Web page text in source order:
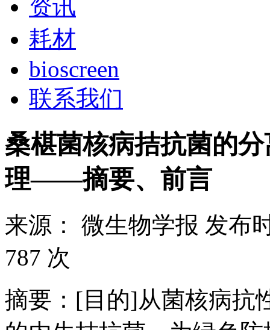
资讯
耗材
bioscreen
联系我们
桑椹菌核病拮抗菌的
理——摘要、前言
来源： 微生物学报 发布
787 次
摘要：[目的]从菌核病抗